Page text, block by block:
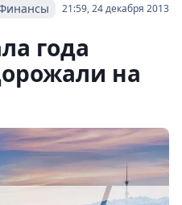
21:59, 24 декабря 2013
года
на